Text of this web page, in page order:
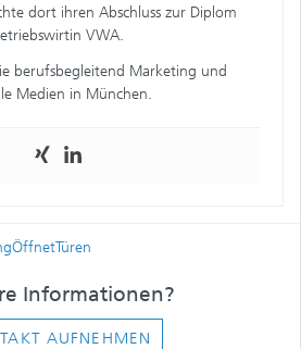
dort ihren Abschluss zur Diplom
VWA.
berufsbegleitend Marketing und
Medien in München.
Informationen?
AUFNEHMEN